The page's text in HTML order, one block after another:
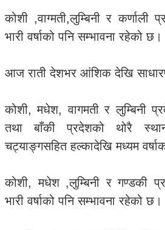
कोशी ,वाग्मती,लुम्बिनी र कर्णाली
भारी वर्षाको पनि सम्भावना रहेको छ।
आज राती देशभर आंशिक देखि
कोशी, मधेश, वागमती र लुम्बिनी
तथा बाँकी प्रदेशको थोरै
चट्याङ्गसहित हल्कादेखि मध्यम
कोशी, मधेश ,लुम्बिनी र गण्डकी
भारी वर्षाको पनि सम्भावना रहेको छ।